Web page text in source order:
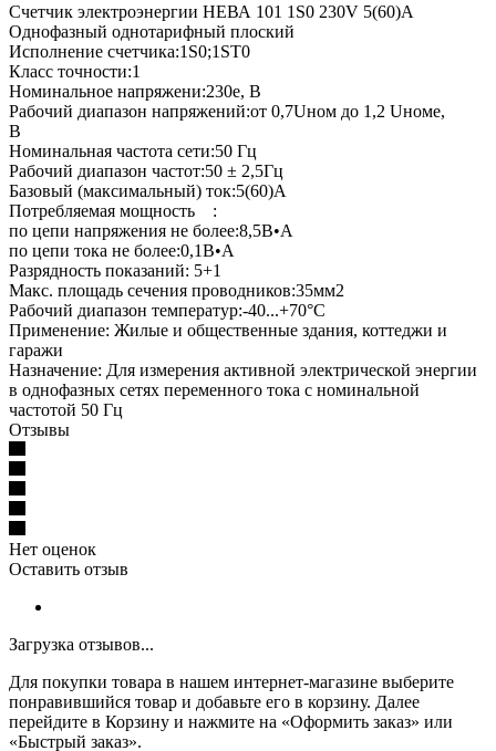
Счетчик электроэнергии НЕВА 101 1S0 230V 5(60)A
Однофазный однотарифный плоский
Исполнение счетчика:1S0;1ST0
Класс точности:1
Номинальное напряжени:230е, В
Рабочий диапазон напряжений:от 0,7Uном до 1,2 Uноме,
В
Номинальная частота сети:50 Гц
Рабочий диапазон частот:50 ± 2,5Гц
Базовый (максимальный) ток:5(60)А
Потребляемая мощность :
по цепи напряжения не более:8,5В•А
по цепи тока не более:0,1В•А
Разрядность показаний: 5+1
Макс. площадь сечения проводников:35мм2
Рабочий диапазон температур:-40...+70°С
Применение: Жилые и общественные здания, коттеджи и
гаражи
Назначение: Для измерения активной электрической энергии
в однофазных сетях переменного тока с номинальной
частотой 50 Гц
Отзывы
Нет оценок
Оставить отзыв
Загрузка отзывов...
Для покупки товара в нашем интернет-магазине выберите
понравившийся товар и добавьте его в корзину. Далее
перейдите в Корзину и нажмите на «Оформить заказ» или
«Быстрый заказ».